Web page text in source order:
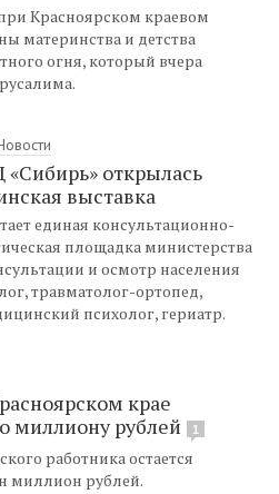
Красноярском краевом
материнства и детства
огня, который вчера
открылась
выставка
единая консультационно-
площадка министерства
и осмотр населения
травматолог-ортопед,
психолог, гериатр.
крае
миллиону рублей
1
работника остается
миллион рублей.